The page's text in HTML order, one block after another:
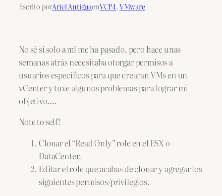
Escrito porAriel AntiguaenVCP4, VMware
No sé si solo a mí me ha pasado, pero hace unas
semanas atrás necesitaba otorgar permisos a
usuarios específicos para que crearan VMs en un
vCenter y tuve algunos problemas para lograr mi
objetivo….
Note to self!
Clonar el “Read Only” role en el ESX o
DataCenter.
Editar el role que acabas de clonar y agregar los
siguientes permisos/privilegios.